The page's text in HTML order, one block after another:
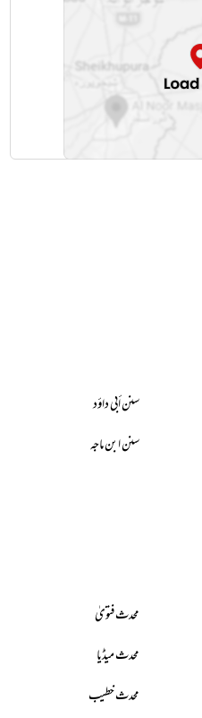
سنن أبي داؤد
سنن ابن ماجه
محدث فتویٰ
محدث میڈیا
محدث خطیب